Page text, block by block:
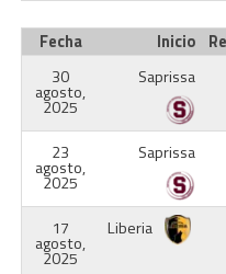
Fecha Inicio
30
agosto,
2025
Saprissa
23
agosto,
2025
Saprissa
17
agosto,
2025
Liberia